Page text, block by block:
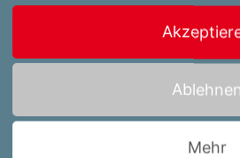
solide Erfahrungauf dem Gebiet
interne Personalabteilungen von
und sich dabei weitere
den Weg hin zu Ihrer persönlichen
Ablehnen
Mehr